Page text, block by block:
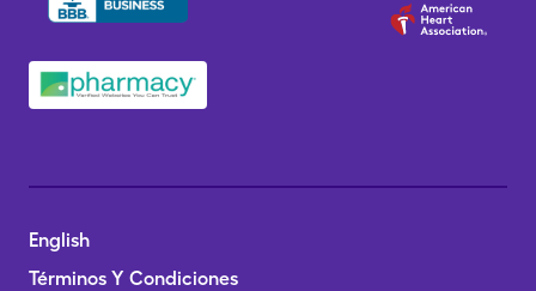
English
Términos Y Condiciones